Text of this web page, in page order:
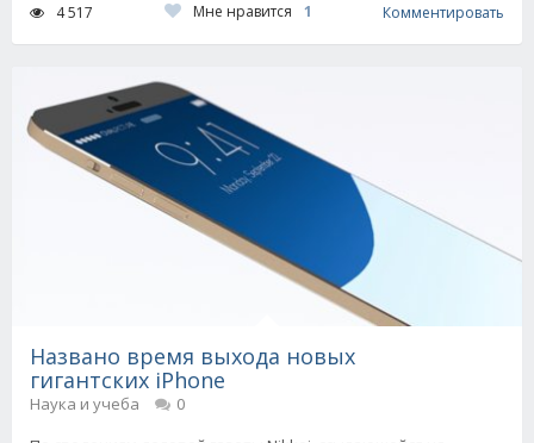
4 517 Мне нравится 1 Комментировать
Названо время выхода новых
гигантских iPhone
Наука и учеба
0